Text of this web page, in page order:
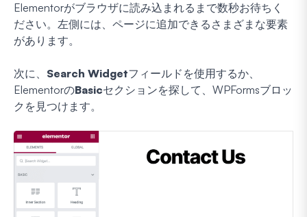
Elementorがブラウザに読み込まれるまで数秒お待ちく
ださい。左側には、ページに追加できるさまざまな要素
があります。
次に、 Search Widgetフィールドを使用するか、
ElementorのBasicセクションを探して、WPFormsブロッ
クを見つけます。